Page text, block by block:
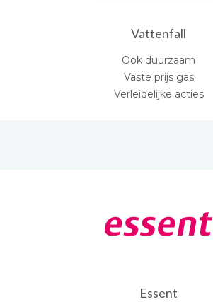
Vattenfall
Ook duurzaam
Vaste prijs gas
Verleidelijke acties
Essent